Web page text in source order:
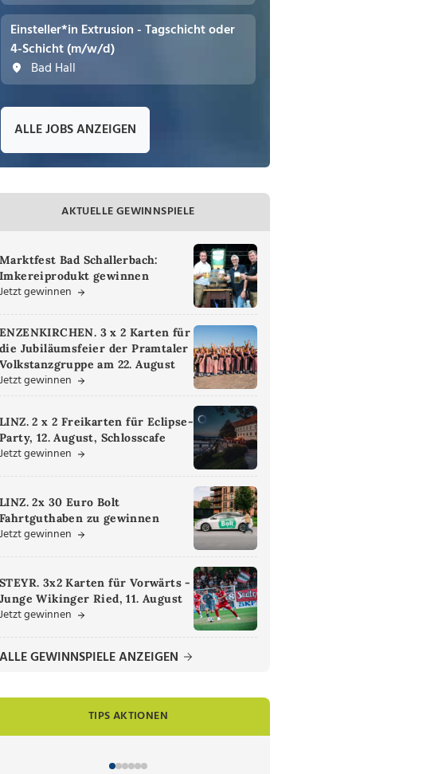
Einsteller*in Extrusion - Tagschicht oder
4-Schicht (m/w/d)
Bad Hall
ALLE JOBS ANZEIGEN
AKTUELLE GEWINNSPIELE
Marktfest Bad Schallerbach:
Imkereiprodukt gewinnen
Jetzt gewinnen
ENZENKIRCHEN. 3 x 2 Karten für
die Jubiläumsfeier der Pramtaler
Volkstanzgruppe am 22. August
Jetzt gewinnen
LINZ. 2 x 2 Freikarten für Eclipse-
Party, 12. August, Schlosscafe
Jetzt gewinnen
LINZ. 2x 30 Euro Bolt
Fahrtguthaben zu gewinnen
Jetzt gewinnen
STEYR. 3x2 Karten für Vorwärts -
Junge Wikinger Ried, 11. August
Jetzt gewinnen
ALLE GEWINNSPIELE ANZEIGEN
TIPS AKTIONEN